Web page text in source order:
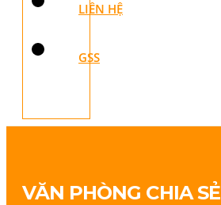
LIÊN HỆ
GSS
VĂN PHÒNG CHIA SẺ